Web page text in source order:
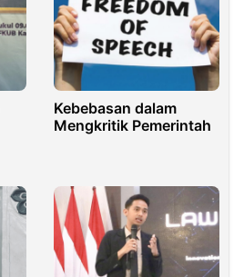
Kebebasan dalam
Mengkritik Pemerintah